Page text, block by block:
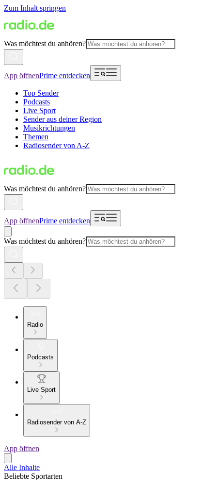
Zum Inhalt springen
Was möchtest du anhören?
App öffnenPrime entdecken
Top Sender
Podcasts
Live Sport
Sender aus deiner Region
Musikrichtungen
Themen
Radiosender von A-Z
Was möchtest du anhören?
App öffnenPrime entdecken
Was möchtest du anhören?
Radio
Podcasts
Live Sport
Radiosender von A-Z
App öffnen
Alle Inhalte
Beliebte Sportarten